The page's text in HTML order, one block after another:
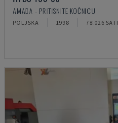
AMADA - PRITISNITE KOČNICU
POLJSKA 1998 78.026 SATI